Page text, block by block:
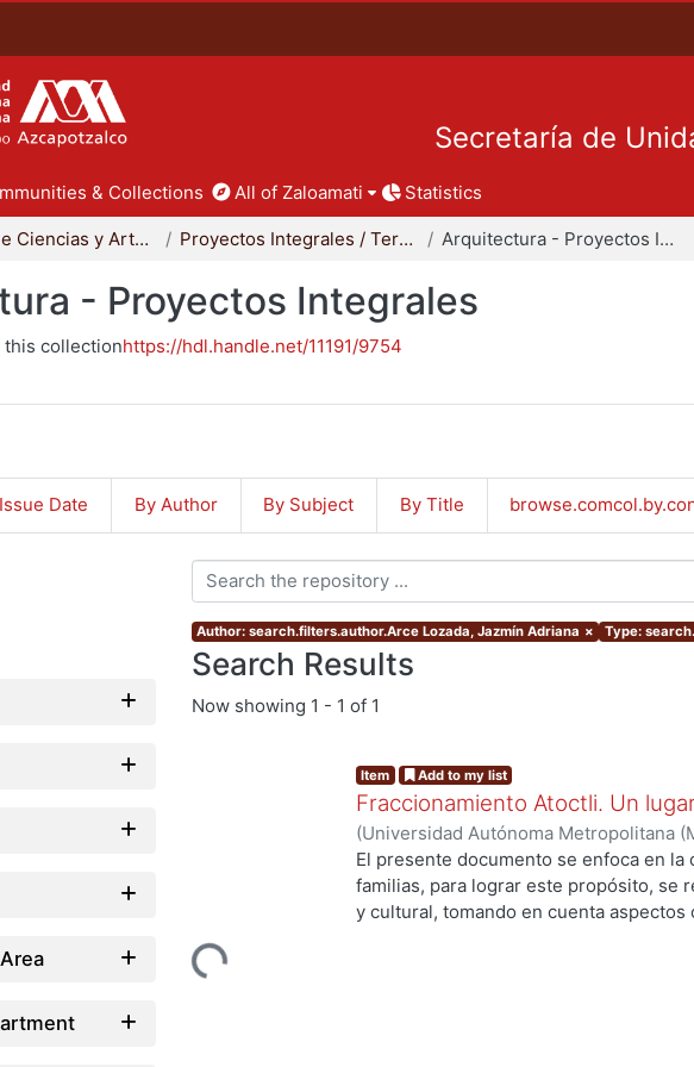
Secretaría de
& Collections All of Zaloamati Statistics
División de Ciencias y Artes para el Diseño Proyectos Integrales / Terminales - Licenciatura Arquitectura - Proyectos Integrales
- Proyectos Integrales
this collectionhttps://hdl.handle.net/11191/9754
Date By Author By Subject By Title
Author: search.filters.author.Arce Lozada, Jazmín Adriana × Type:
Search Results
Now showing 1 - 1 of 1
Loading...
Item Add to my list
Fraccionamiento Atoctli. Un
(Universidad Autónoma Metropolitana
de Servicios de Información.,2023-06-
Lozada, Jazmín Adriana; Chávez
El presente documento se enfoca en
familias, para lograr este propósito, se
y cultural, tomando en cuenta